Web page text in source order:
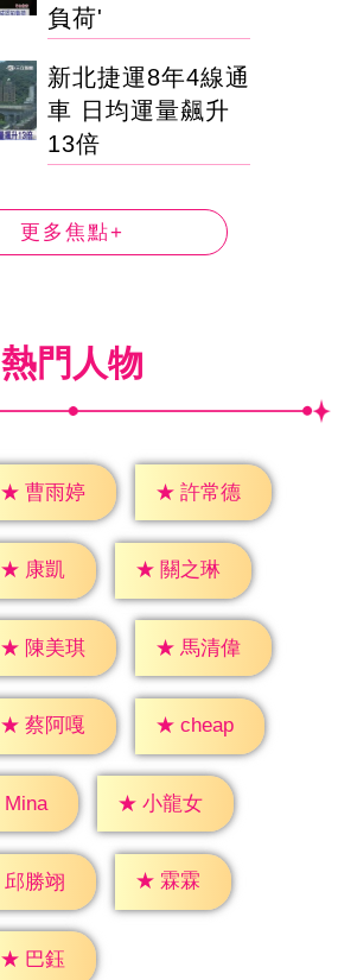
負荷'
新北捷運8年4線通
車 日均運量飆升
13倍
更多焦點+
熱門人物
★ 曹雨婷 ★ 許常德
★ 康凱 ★ 關之琳
★ 陳美琪 ★ 馬清偉
★ 蔡阿嘎 ★ cheap
Mina ★ 小龍女
邱勝翊 ★ 霖霖
★ 巴鈺